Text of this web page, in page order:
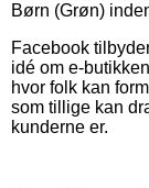
Børn (Grøn)
Facebook
idé om e-
hvor folk kan
som tillige kan
kunderne er.